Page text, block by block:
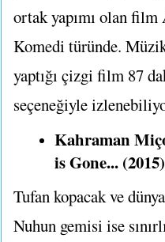
ortak yapımı olan
Komedi türünde.
yaptığı çizgi film 87
seçeneğiyle
Kahraman
is Gone...
Tufan kopacak ve
Nuhun gemisi ise